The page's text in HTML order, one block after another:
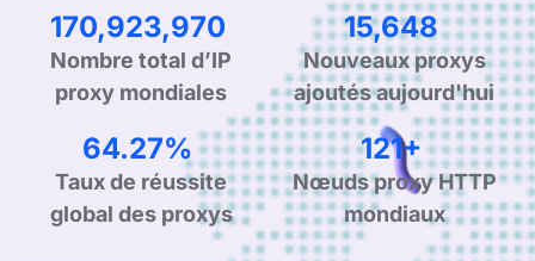
265,645,602
Nombre total d’IP
proxy mondiales
24,321
Nouveaux proxys
ajoutés aujourd'hui
99.90%
Taux de réussite
190+
Nœuds proxy HTTP